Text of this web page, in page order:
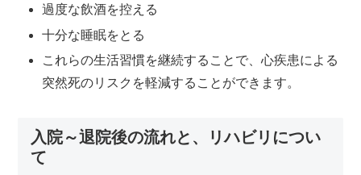
過度な飲酒を控える
十分な睡眠をとる
これらの生活習慣を継続することで、心疾患による
突然死のリスクを軽減することができます。
入院～退院後の流れと、リハビリについ
て